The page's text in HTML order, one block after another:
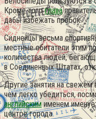
Кроме тогоглава
дабы избежать пробок.
Сиднейцы весьма
местные обитатели этим
количества людей,
в Соединенных Штатах,
Другие занятия на свежем
чем легко убедиться,
английскимименем
центре города.